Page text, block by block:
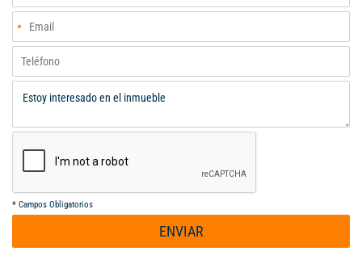
próspero. Imagina disfrutar de la comodidad de un espacio bien
distribuido, donde cada rincón está pensado para maximizar tu
calidad de vida, mientras te beneficias de la valorización que
esta zona en crecimiento ofrece. Este apartamento no es solo
un lugar para vivir, en tu futuro comunícate al
3️⃣1️⃣8️⃣6️⃣7️⃣0️⃣1️⃣9️⃣0️⃣5️⃣ Código interno: A126030
* Campos Obligatorios
ENVIAR